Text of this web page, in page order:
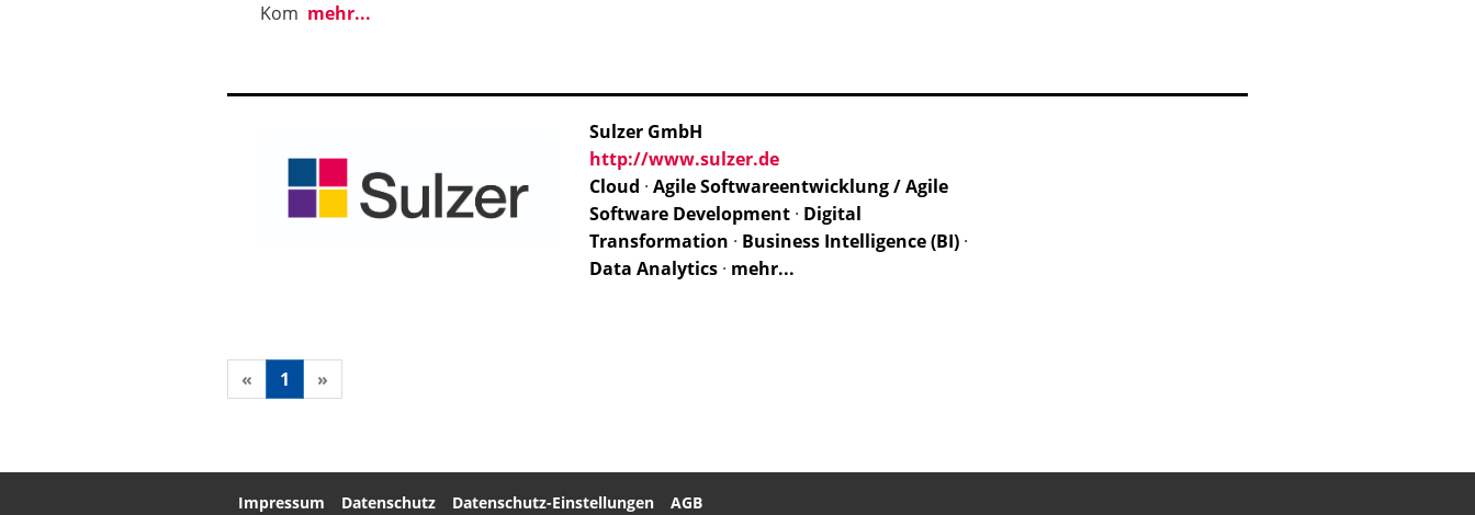
Kom mehr...
Sulzer GmbH
http://www.sulzer.de
Cloud · Agile Softwareentwicklung / Agile
Software Development · Digital
Transformation · Business Intelligence (BI) ·
Data Analytics · mehr...
« 1 »
Impressum Datenschutz Datenschutz-Einstellungen AGB